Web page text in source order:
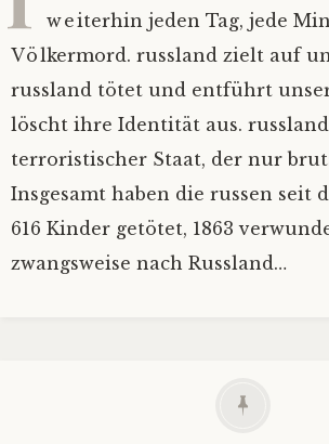
weiterhin jeden Tag, jede
Völkermord. russland zielt auf
russland tötet und entführt
löscht ihre Identität aus.
terroristischer Staat, der nur
Insgesamt haben die russen seit
616 Kinder getötet, 1863
zwangsweise nach Russland…